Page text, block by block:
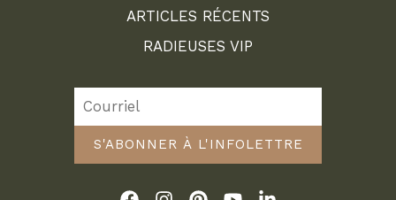
ARTICLES RÉCENTS
RADIEUSES VIP
S'ABONNER À L'INFOLETTRE